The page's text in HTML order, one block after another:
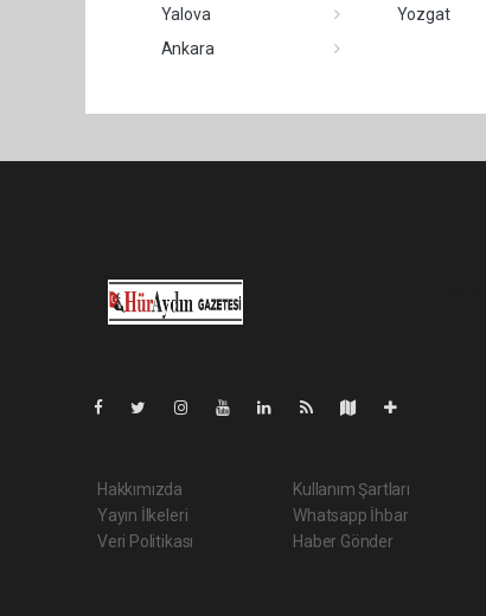
Yalova
Yozgat
Ankara
Hakkımızda
Yayın İlkeleri
Veri Politikası
Kullanım Şartları
Whatsapp İhbar
Haber Gönder